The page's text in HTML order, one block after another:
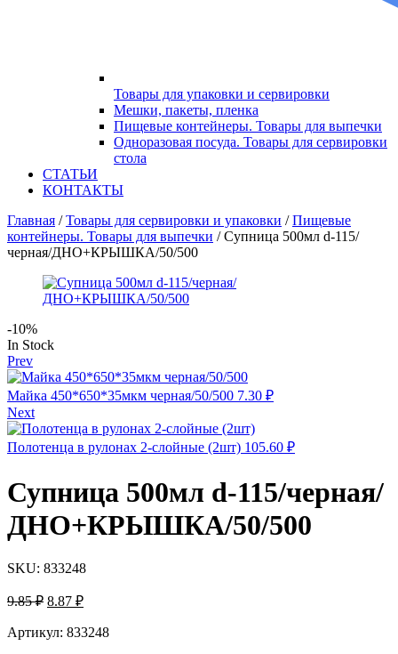
Товары для упаковки и сервировки
МенюМешки, пакеты, пленка
Пищевые контейнеры. Товары для выпечки
Одноразовая посуда. Товары для сервировки
стола
СТАТЬИ
КОНТАКТЫ
Главная /Товары для сервировки и упаковки /Пищевые
контейнеры. Товары для выпечки / Супница 500мл d-115/
черная/ДНО+КРЫШКА/50/500
-10%
Availability:
In Stock
Prev
Майка 450*650*35мкм черная/50/500 7.30 ₽
Next
Полотенца в рулонах 2-слойные (2шт) 105.60 ₽
Супница 500мл d-115/черная/
ДНО+КРЫШКА/50/500
SKU: 833248
9.85₽ Первоначальная
составляла
8.87 ₽Текущая
8.87 ₽.
Артикул: 833248